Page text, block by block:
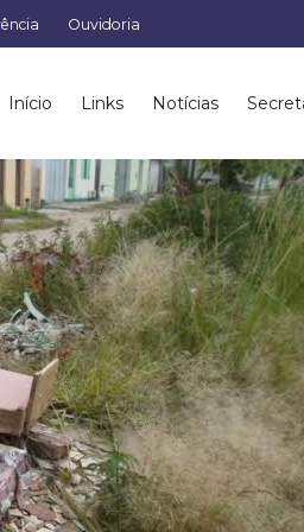
Ouvidoria
Início Links Notícias
lixoo